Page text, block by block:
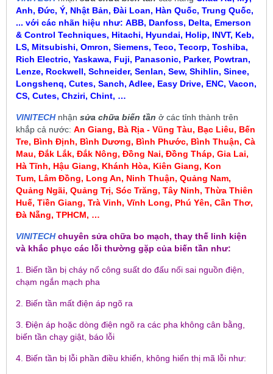
Anh, Đức, Ý, Nhật Bản, Đài Loan, Hàn Quốc, Trung Quốc,
... với các nhãn hiệu như: ABB, Danfoss, Delta, Emerson
& Control Techniques, Hitachi, Hyundai, Holip, INVT, Keb,
LS, Mitsubishi, Omron, Siemens, Teco, Tecorp, Toshiba,
Rich Electric, Yaskawa, Fuji, Panasonic, Parker, Powtran,
Lenze, Rockwell, Schneider, Senlan, Sew, Shihlin, Sinee,
Longshenq, Cutes, Sanch, Adlee, Easy Drive, ENC, Vacon,
CS, Cutes, Chziri, Chint, …
VINITECHnhận sửa chữa biến tần ở các tỉnh thành trên
khắp cả nước: An Giang, Bà Rịa - Vũng Tàu, Bạc Liêu, Bến
Tre, Bình Định, Bình Dương, Bình Phước, Bình Thuận, Cà
Mau, Đắk Lắk, Đắk Nông, Đồng Nai, Đồng Tháp, Gia Lai,
Hà Tĩnh, Hậu Giang, Khánh Hòa, Kiên Giang, Kon
Tum, Lâm Đồng, Long An, Ninh Thuận, Quảng Nam,
Quảng Ngãi, Quảng Trị, Sóc Trăng, Tây Ninh, Thừa Thiên
Huế, Tiền Giang, Trà Vinh, Vĩnh Long, Phú Yên, Cần Thơ,
Đà Nẵng, TPHCM, …
VINITECHchuyên sửa chữa bo mạch, thay thế linh kiện
và khắc phục các lỗi thường gặp của biến tần như:
1. Biến tần bị cháy nổ công suất do đấu nối sai nguồn điện,
chạm ngắn mạch pha
2. Biến tần mất điện áp ngõ ra
3. Điện áp hoặc dòng điện ngõ ra các pha không cân bằng,
biến tần chạy giật, báo lỗi
4. Biến tần bị lỗi phần điều khiển, không hiển thị mã lỗi như: